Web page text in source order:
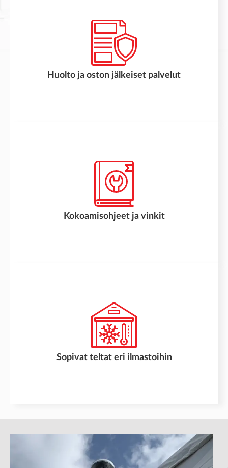
Huolto ja oston jälkeiset palvelut
Kokoamisohjeet ja vinkit
Sopivat teltat eri ilmastoihin